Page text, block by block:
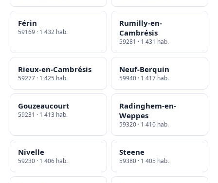
Férin
59169 · 1 432 hab.
Rumilly-en-
Cambrésis
59281 · 1 431 hab.
Rieux-en-Cambrésis
59277 · 1 425 hab.
Neuf-Berquin
59940 · 1 417 hab.
Gouzeaucourt
59231 · 1 413 hab.
Radinghem-en-
Weppes
59320 · 1 410 hab.
Nivelle
59230 · 1 406 hab.
Steene
59380 · 1 405 hab.